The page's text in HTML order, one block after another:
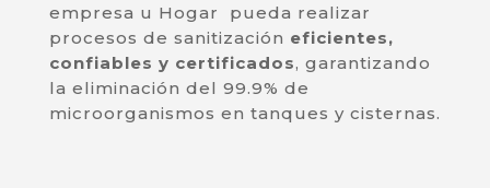
empresa u Hogar pueda realizar
procesos de sanitización eficientes,
confiables y certificados, garantizando
la eliminación del 99.9% de
microorganismos en tanques y cisternas.